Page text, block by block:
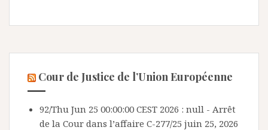
Cour de Justice de l’Union Européenne
92/Thu Jun 25 00:00:00 CEST 2026 : null - Arrêt
de la Cour dans l’affaire C-277/25 juin 25, 2026